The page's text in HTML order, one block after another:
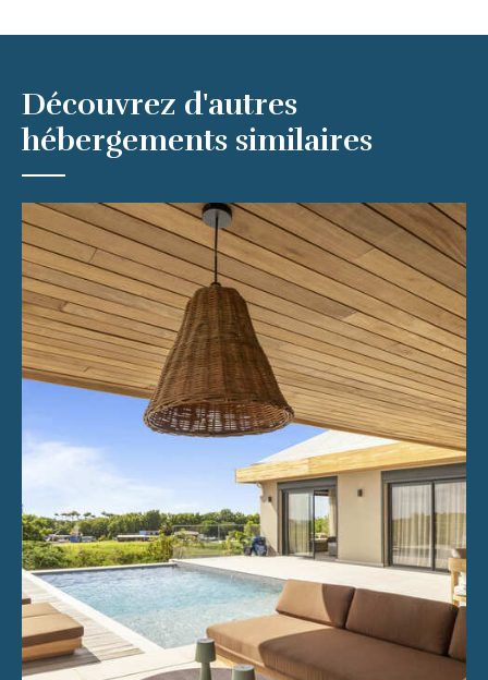
Découvrez d'autres
hébergements similaires